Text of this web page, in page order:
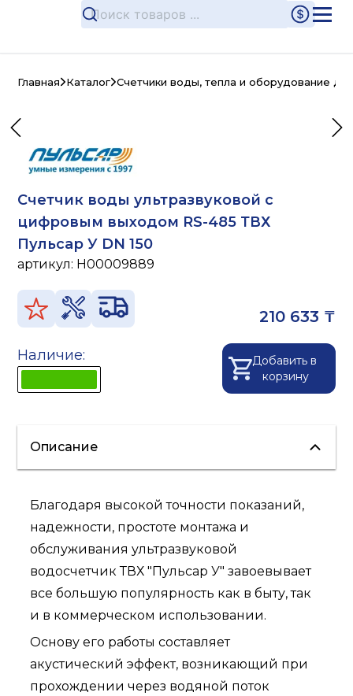
Главная Каталог Счетчики воды, тепла и оборудование
Счетчик воды ультразвуковой с
цифровым выходом RS-485 ТВХ
Пульсар У DN 150
артикул: H00009889
210 633 ₸
Наличие:
Добавить в
корзину
Описание
Благодаря высокой точности показаний,
надежности, простоте монтажа и
обслуживания ультразвуковой
водосчетчик ТВХ "Пульсар У" завоевывает
все большую популярность как в быту, так
и в коммерческом использовании.
Основу его работы составляет
акустический эффект, возникающий при
прохождении через водяной поток